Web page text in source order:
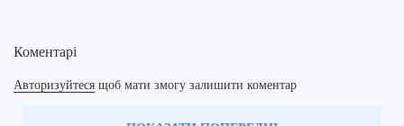
Коментарі
Авторизуйтеся щоб мати змогу залишити коментар